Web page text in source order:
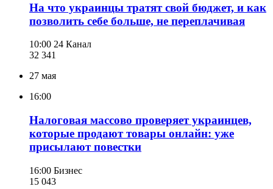
На что украинцы тратят свой бюджет, и как
позволить себе больше, не переплачивая
10:00 24 Канал
32 341
27 мая
16:00
Налоговая массово проверяет украинцев,
которые продают товары онлайн: уже
присылают повестки
16:00 Бизнес
15 043